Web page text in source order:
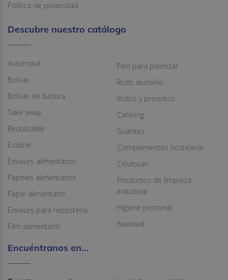
Política de privacidad
Descubre nuestro catálogo
Automóvil
Bolsas
Bolsas de basura
Take away
Reutilizable
Ecoline
Envases alimentarios
Papeles alimentarios
Papel alimentario
Envases para repostería
Film alimentario
Film para paletizar
Rollo aluminio
Rollos y precintos
Catering
Guantes
Complementos hostelería
Celulosas
Productos de limpieza
Industrial
Higiene personal
Navidad
Encuéntranos en...